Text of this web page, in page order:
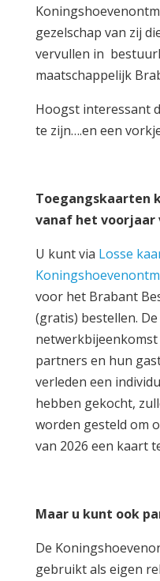
gezelschap van zij
vervullen in
maatschappelijk
Hoogst interessant
te zijn….en een
Toegangskaarten
vanaf het voorjaar
U kunt via Losse
voor het Brabant
(gratis) bestellen.
partners en hun
verleden een
hebben gekocht,
worden gesteld om
van 2026 een kaart
Maar u kunt ook
De
gebruikt als eigen